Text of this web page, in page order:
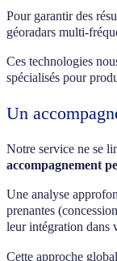
Pour garantir des
géoradars multi-
Ces technologies
spécialisés pour
Un
Notre service ne se
accompagnement
Une analyse
prenantes
leur intégration dans
Cette approche